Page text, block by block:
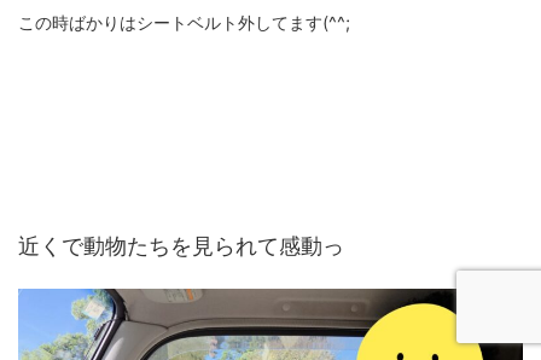
この時ばかりはシートベルト外してます(^^;
近くで動物たちを見られて感動っ